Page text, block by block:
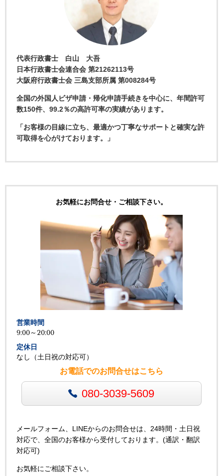
代表行政書士 白山 大吾
日本行政書士会連合会 第21262113号
大阪府行政書士会 三島支部所属 第008284号
全国の外国人ビザ申請・帰化申請手続きを中心に、年間許可
数150件、99.2％の高許可率の実績があります。
「お客様の目線に立ち、最適かつ丁寧なサポートと確実な許
可取得を心がけております。」
お気軽にお問合せ・ご相談下さい。
営業時間
9:00～20:00
定休日
なし（土日祝の対応可）
お電話でのお問合せはこちら
080-3039-5609
メールフォーム、LINEからのお問合せは、24時間・土日祝
対応で、全国のお客様から受付しております。(通訳・翻訳
対応可)
お気軽にご相談下さい。